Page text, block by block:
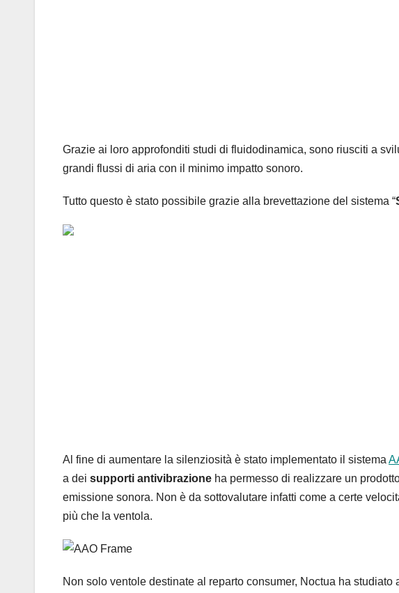
Grazie ai loro approfonditi studi di fluidodinamica, sono riusciti a
grandi flussi di aria con il minimo impatto sonoro.
Tutto questo è stato possibile grazie alla brevettazione del sistema “
Al fine di aumentare la silenziosità è stato implementato il sistema
a dei supporti antivibrazione ha permesso di realizzare un
emissione sonora. Non è da sottovalutare infatti come a certe
più che la ventola.
Non solo ventole destinate al reparto consumer, Noctua ha studiato